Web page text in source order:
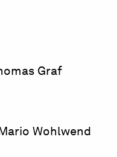
Graf
Wohlwend